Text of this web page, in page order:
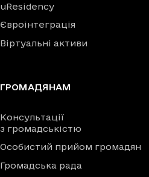
uResidency
Євроінтеграція
Віртуальні активи
ГРОМАДЯНАМ
Консультації
з громадськістю
Особистий прийом громадян
Громадська рада